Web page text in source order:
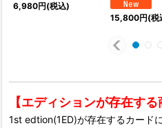
6,980円(税込)
15,800円(税
【エディションが存在する
1st edtion(1ED)が存在するカード